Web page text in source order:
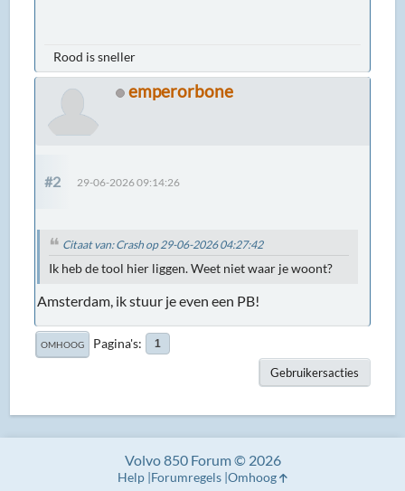
Rood is sneller
emperorbone
#2 29-06-2026 09:14:26
Citaat van: Crash op 29-06-2026 04:27:42
Ik heb de tool hier liggen. Weet niet waar je woont?
Amsterdam, ik stuur je even een PB!
OMHOOG Pagina's 1
Gebruikersacties
Volvo 850 Forum © 2026
Help Forumregels Omhoog